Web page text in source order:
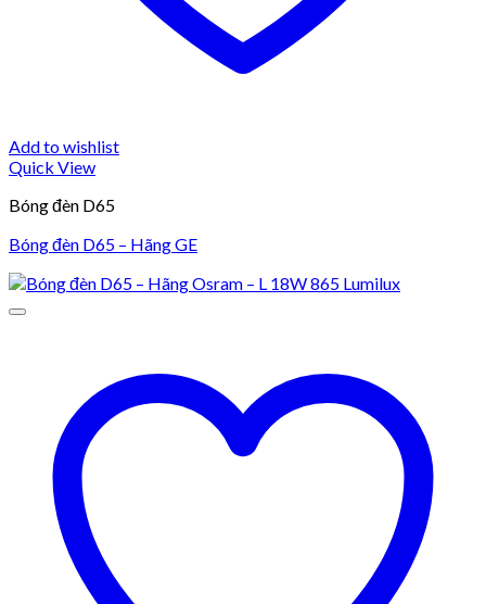
Add to wishlist
Quick View
Bóng đèn D65
Bóng đèn D65 – Hãng GE